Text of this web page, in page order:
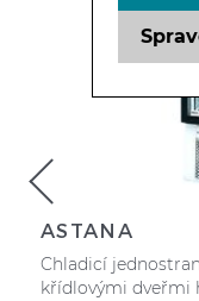
ASTANA
Chladicí
křídlovými dveřmi